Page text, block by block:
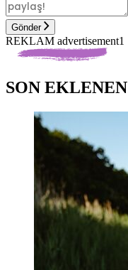
Gönder
REKLAM advertisement1
SON EKLENEN